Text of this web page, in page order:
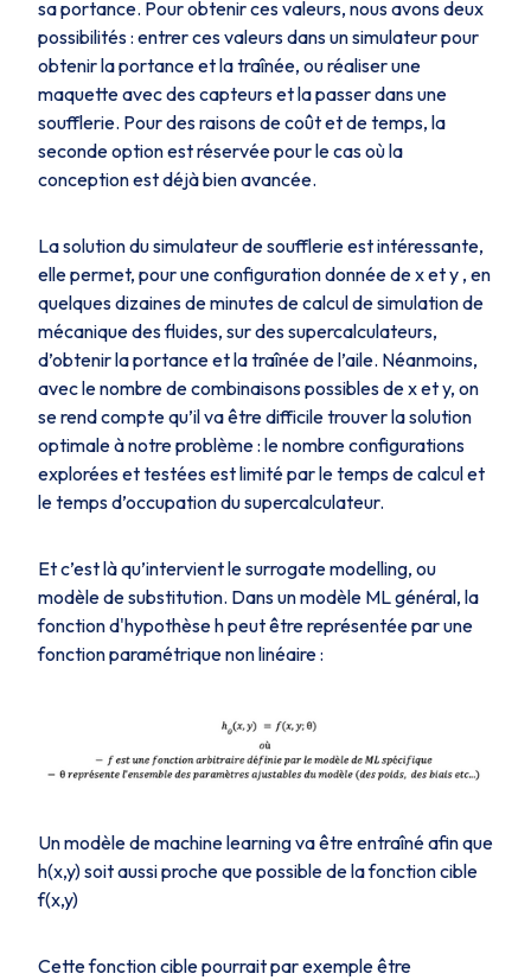
sa portance. Pour obtenir ces valeurs, nous avons deux
possibilités : entrer ces valeurs dans un simulateur pour
obtenir la portance et la traînée, ou réaliser une
maquette avec des capteurs et la passer dans une
soufflerie. Pour des raisons de coût et de temps, la
seconde option est réservée pour le cas où la
conception est déjà bien avancée.
La solution du simulateur de soufflerie est intéressante,
elle permet, pour une configuration donnée dexety , en
quelques dizaines de minutes de calcul de simulation de
mécanique des fluides, sur des supercalculateurs,
d’obtenir la portance et la traînée de l’aile. Néanmoins,
avec le nombre de combinaisons possibles dexety, on
se rend compte qu’il va être difficile trouver la solution
optimale à notre problème : le nombre configurations
explorées et testées est limité par le temps de calcul et
le temps d’occupation du supercalculateur.
Et c’est là qu’intervient le surrogate modelling, ou
modèle de substitution. Dans un modèle ML général, la
fonction d'hypothèsehpeut être représentée par une
fonction paramétrique non linéaire :
Un modèle de machine learning va être entraîné afin que
h(x,y)soit aussi proche que possible de la fonction cible
f(x,y)
Cette fonction cible pourrait par exemple être